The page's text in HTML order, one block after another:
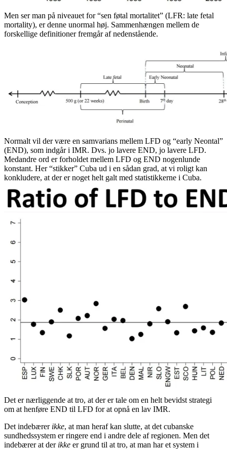
Men ser man på niveauet for “sen føtal mortalitet” (LFR: late fetal
mortality), er denne unormal høj. Sammenhængen mellem de
forskellige definitioner fremgår af nedenstående.
Normalt vil der være en samvarians mellem LFD og “early Neontal”
(END), som indgår i IMR. Dvs. jo lavere END, jo lavere LFD.
Medandre ord er forholdet mellem LFD og END nogenlunde
konstant. Her “stikker” Cuba ud i en sådan grad, at vi roligt kan
konkludere, at der er noget helt galt med statistikkerne i Cuba.
Det er nærliggende at tro, at der er tale om en helt bevidst strategi
om at henføre END til LFD for at opnå en lav IMR.
Det indebærer ikke, at man heraf kan slutte, at det cubanske
sundhedssystem er ringere end i andre dele af regionen. Men det
indebærer at der ikke er grund til at tro, at man har et system i